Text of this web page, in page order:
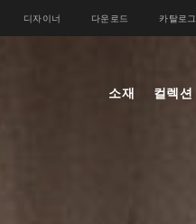
디자이너 다운로드 카탈로그
소재 컬렉션